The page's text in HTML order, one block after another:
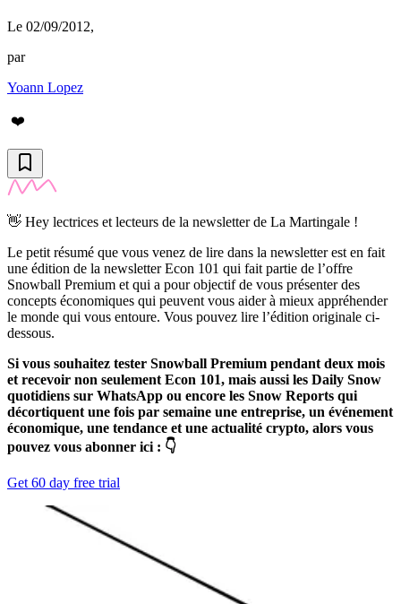
Le 02/09/2012,
par
Yoann Lopez
❤️
👋 Hey lectrices et lecteurs de la newsletter de La Martingale !
Le petit résumé que vous venez de lire dans la newsletter est en fait
une édition de la newsletter Econ 101 qui fait partie de l’offre
Snowball Premium et qui a pour objectif de vous présenter des
concepts économiques qui peuvent vous aider à mieux appréhender
le monde qui vous entoure. Vous pouvez lire l’édition originale ci-
dessous.
Si vous souhaitez tester Snowball Premium pendant deux mois
et recevoir non seulement Econ 101, mais aussi les Daily Snow
quotidiens sur WhatsApp ou encore les Snow Reports qui
décortiquent une fois par semaine une entreprise, un événement
économique, une tendance et une actualité crypto, alors vous
pouvez vous abonner ici : 👇
Get 60 day free trial